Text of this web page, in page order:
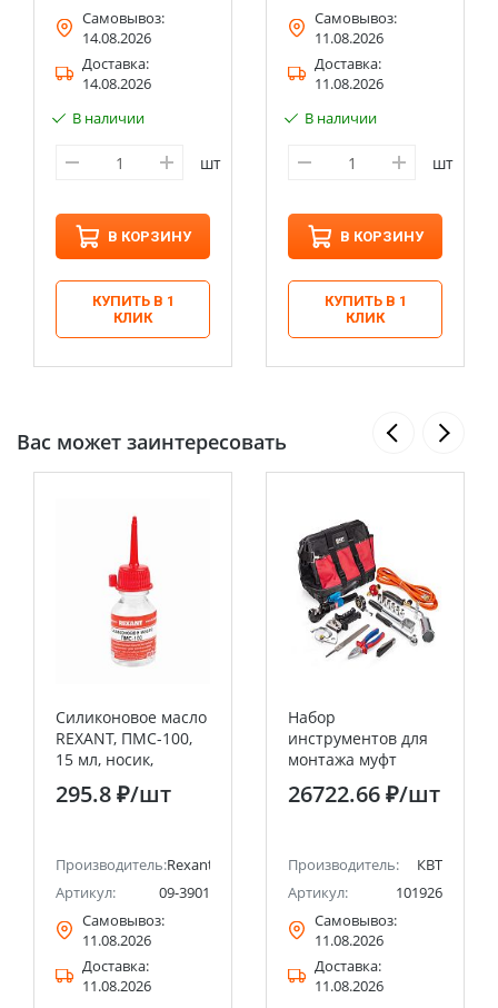
Самовывоз:
14.08.2026
Доставка:
14.08.2026
В наличии
шт
В КОРЗИНУ
КУПИТЬ В 1
КЛИК
Самовывоз:
11.08.2026
Доставка:
11.08.2026
В наличии
шт
В КОРЗИНУ
КУПИТЬ В 1
КЛИК
Вас может заинтересовать
Силиконовое масло
REXANT, ПМС-100,
15 мл, носик,
(Полиметилсилоксан)
295.8 ₽/шт
Производитель:Rexant
Артикул:
09-3901
Самовывоз:
11.08.2026
Доставка:
11.08.2026
Набор
инструментов для
монтажа муфт
предметов в сумке
26722.66 ₽/шт
Производитель:
КВТ
Артикул:
101926
Самовывоз:
11.08.2026
Доставка:
11.08.2026